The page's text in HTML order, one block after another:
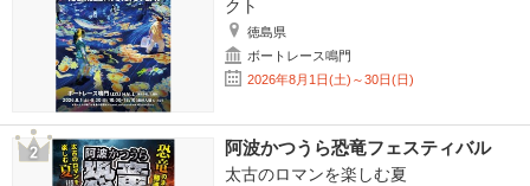
クト
徳島県
ボートレース鳴門
2026年8月1日(土)～30日(日)
阿波かつうら恐竜フェスティバル
太古のロマンを楽しむ夏